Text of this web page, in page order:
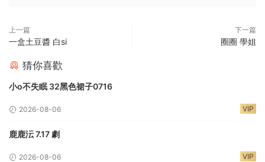
上一篇
一盒土豆醬 白si
下一篇
圈圈 學姐
猜你喜歡
小o不失眠 32黑色裙子0716
2026-08-06 VIP
鹿鹿沄 7.17 劇
2026-08-06 VIP